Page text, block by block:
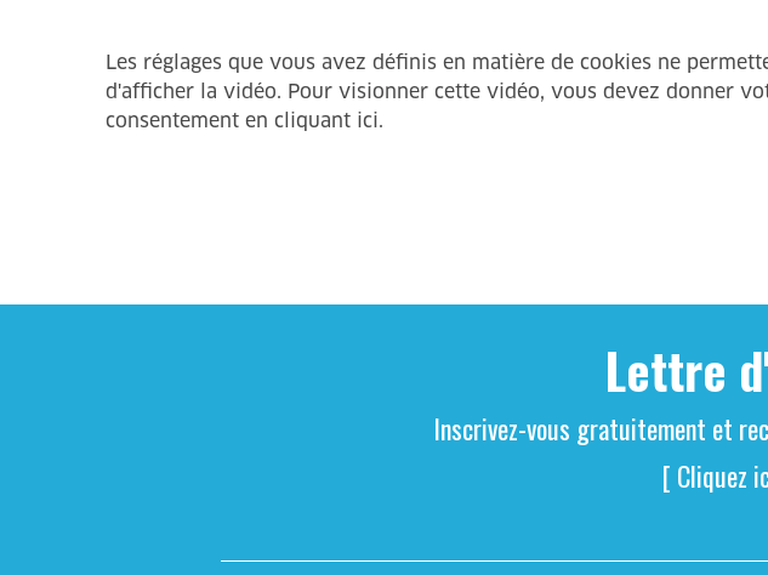
Lettre
Inscrivez-vous gratuitement et
[ Cliquez